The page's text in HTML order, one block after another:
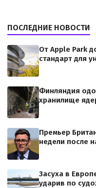
ПОСЛЕДНИЕ НОВОСТИ
От Apple Park
стандарт для
Финляндия
хранилище
Премьер
недели после
Засуха в
ударив по